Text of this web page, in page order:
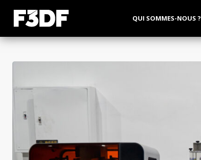
QUI SOMMES-NOUS ?